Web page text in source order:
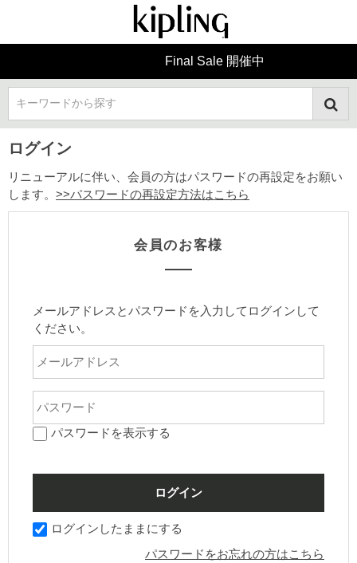
Final Sale 開催中
キーワードから探す
ログイン
リニューアルに伴い、会員の方はパスワードの再設定をお願い
します。 >>パスワードの再設定方法はこちら
会員のお客様
メールアドレスとパスワードを入力してログインして
ください。
パスワードを表示する
ログインしたままにする
パスワードをお忘れの方はこちら